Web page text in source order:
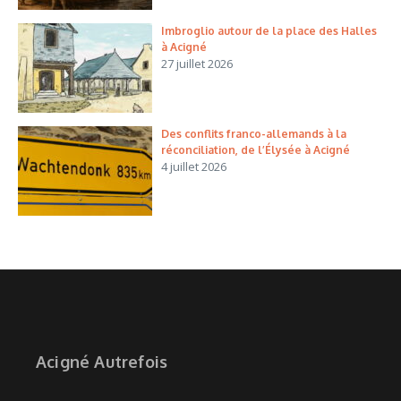
Imbroglio autour de la place des Halles
à Acigné
27 juillet 2026
Des conflits franco-allemands à la
réconciliation, de l’Élysée à Acigné
4 juillet 2026
Acigné Autrefois